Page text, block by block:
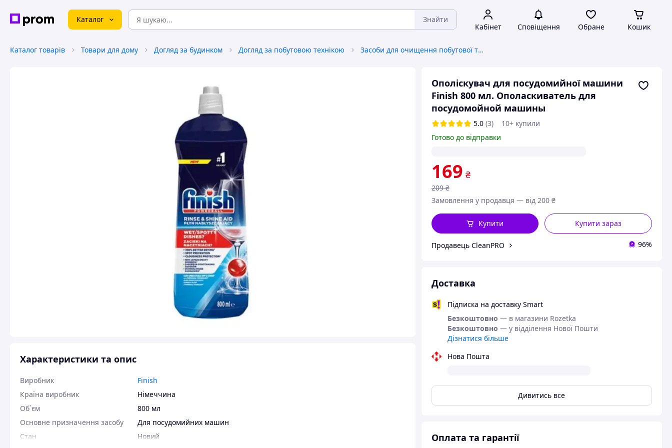
Каталог Знайти
Кабінет Сповіщення Обране Кошик
Каталог товарів Товари для дому Догляд за будинком Догляд за побутовою технікою Засоби для очищення побутової техніки
Ополіскувач для посудомийної машини
Finish 800 мл. Ополаскиватель для
посудомойной машины
5.0 (3)
10+ купили
Готово до відправки
169 ₴
209 ₴
Замовлення у продавця — від 200 ₴
Купити зараз
Купити
Продавець CleanPRO 96%
Доставка
Підписка на доставку Smart
Безкоштовно — в магазини Rozetka
Безкоштовно — у відділення Нової Пошти
Дізнатися більше
Нова Пошта
Дивитись все
Оплата та гарантії
Характеристики та опис
Виробник
Finish
Країна виробник
Німеччина
Об`єм
800 мл
Основне призначення засобу
Для посудомийних машин
Стан
Новий